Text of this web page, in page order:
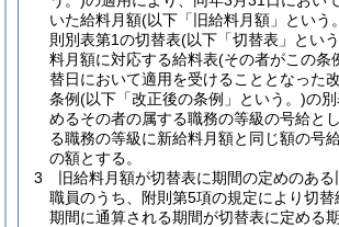
いた給料月額(以下「旧給料月額」という
則別表第1の切替表(以下「切替表」とい
料月額に対応する給料表(その者がこの条
替日において適用を受けることとなった
条例(以下「改正後の条例」という。)の
めるその者の属する職務の等級の号給と
る職務の等級に新給料月額と同じ額の号
の額とする。
3
旧給料月額が切替表に期間の定めのあ
職員のうち、附則第5項の規定により切
期間に通算される期間が切替表に定める